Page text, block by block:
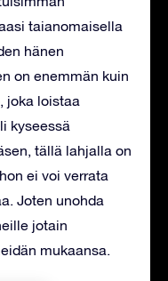
taianomaisella
hänen
on enemmän kuin
joka loistaa
kyseessä
tällä lahjalla on
ei voi verrata
Joten unohda
jotain
mukaansa.